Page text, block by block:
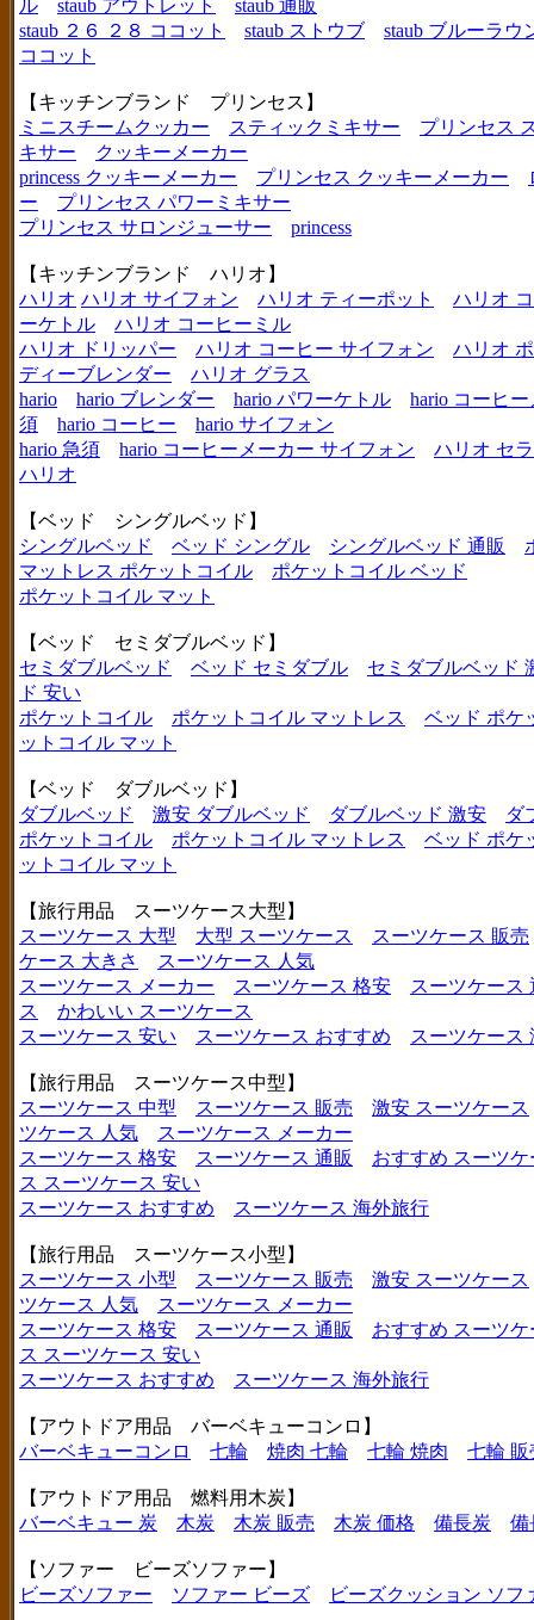
ル staub アウトレット
staub 通販
staub ２６ ２８ ココット
staub ストウブ
staub ブルーラウ
ココット
【キッチンブランド プリンセス】
ミニスチームクッカー
スティックミキサー
プリンセス
キサー
クッキーメーカー
princess クッキーメーカー
プリンセス クッキーメーカー
ー
プリンセス パワーミキサー
プリンセス サロンジューサー
princess
【キッチンブランド ハリオ】
ハリオ ハリオ サイフォン ハリオ ティーポット
ハリオ
ーケトル
ハリオ コーヒーミル
ハリオ ドリッパー
ハリオ コーヒー サイフォン
ハリオ
ディーブレンダー
ハリオ グラス
hario
hario ブレンダー hario パワーケトル
hario コーヒ
須
hario コーヒー
hario サイフォン
hario 急須
hario コーヒーメーカー サイフォン
ハリオ セ
ハリオ
【ベッド シングルベッド】
シングルベッド
ベッド シングル シングルベッド 通販
マットレス ポケットコイル
ポケットコイル ベッド
ポケットコイル マット
【ベッド セミダブルベッド】
セミダブルベッド
ベッド セミダブル
セミダブルベッド
ド 安い
ポケットコイル
ポケットコイル マットレス
ベッド ポケ
ットコイル マット
【ベッド ダブルベッド】
ダブルベッド
激安 ダブルベッド ダブルベッド 激安
ダ
ポケットコイル
ポケットコイル マットレス
ベッド ポケ
ットコイル マット
【旅行用品 スーツケース大型】
スーツケース 大型
大型 スーツケース
スーツケース 販売
ケース 大きさ
スーツケース 人気
スーツケース メーカー
スーツケース 格安
スーツケース
ス
かわいい スーツケース
スーツケース 安い
スーツケース おすすめ スーツケース
【旅行用品 スーツケース中型】
スーツケース 中型
スーツケース 販売
激安 スーツケース
ツケース 人気
スーツケース メーカー
スーツケース 格安
スーツケース 通販
おすすめ スーツケ
ス スーツケース 安い
スーツケース おすすめ
スーツケース 海外旅行
【旅行用品 スーツケース小型】
スーツケース 小型
スーツケース 販売
激安 スーツケース
ツケース 人気
スーツケース メーカー
スーツケース 格安
スーツケース 通販
おすすめ スーツケ
ス スーツケース 安い
スーツケース おすすめ
スーツケース 海外旅行
【アウトドア用品 バーベキューコンロ】
バーベキューコンロ
七輪 焼肉 七輪 七輪 焼肉 七輪 販
【アウトドア用品 燃料用木炭】
バーベキュー 炭
木炭 木炭 販売 木炭 価格 備長炭 備
【ソファー ビーズソファー】
ビーズソファー
ソファー ビーズ ビーズクッション ソフ